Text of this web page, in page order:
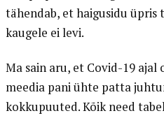
tähendab, et haigusidu üpris
kaugele ei levi.
Ma sain aru, et Covid-19 ajal
meedia pani ühte patta
kokkupuuted. Kõik need